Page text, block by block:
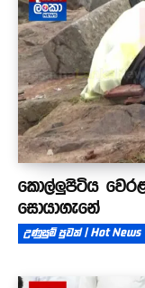
කොල්ලුපිටිය
සොයාගැනේ
උණුසුම් පුවත් | Hot News